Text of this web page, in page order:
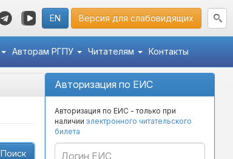
EN Версия для слабовидящих
Авторам РГПУ Читателям Контакты
Авторизация по ЕИС
Авторизация по ЕИС - только при
наличии электронного читательского
билета
Поиск